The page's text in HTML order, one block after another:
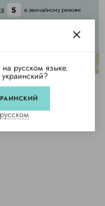
на русском языке.
украинский?